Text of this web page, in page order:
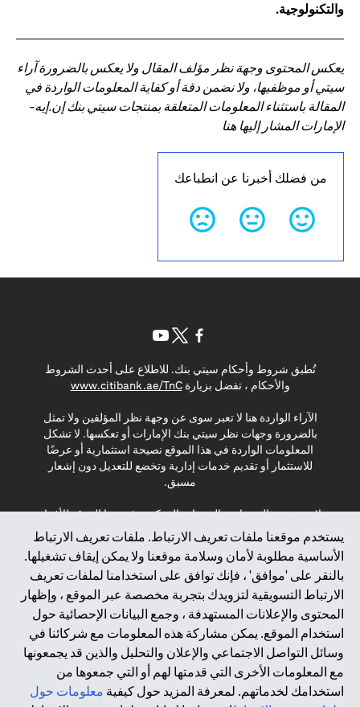
والتكنولوجية.
يعكس المحتوى وجهة نظر مؤلف المقال ولا يعكس بالضرورة آراء
سيتي أو موظفيها، ولا نضمن دقة أو كفاية المعلومات الواردة في
المقالة باستثناء المعلومات المتعلقة بمنتجات سيتي بنك إن.إيه-
الإمارات المشار إليها هنا
من فضلك أخبرنا عن انطباعك
يستخدم موقعنا ملفات تعريف الارتباط. ملفات تعريف الارتباط
الأساسية مطلوبة لأمان وسلامة موقعنا ولا يمكن إيقاف تشغيلها.
بالنقر على 'موافق' ، فإنك توافق على استخدامنا لملفات تعريف
الارتباط التسويقية لتزويدك بتجربة مخصصة عبر الموقع ، وإظهار
المحتوى والإعلانات المستهدفة ، وجمع البيانات الإحصائية حول
استخدام الموقع. يمكن مشاركة هذه المعلومات مع شركائنا في
وسائل التواصل الاجتماعي والإعلان والتحليل والذين قد يجمعونها
مع المعلومات الأخرى التي قدمتها لهم أو التي جمعوها من
استخدامك لخدماتهم. لمعرفة المزيد حول كيفية معلومات حول
تُطبق شروط وأحكام سيتي بنك. للاطلاع على أحدث الشروط
والأحكام ، تفضل بزيارةwww.citibank.ae/TnC
in a new tab
الآراء الواردة هنا لا تعبر سوى عن وجهة نظر المؤلفين ولا تمثل
بالضرورة وجهات نظر سيتي بنك الإمارات أو تعكسها. لا تشكل
المعلومات الواردة في هذا الموقع نصيحة استثمارية أو عرضًا
للاستثمار أو تقديم خدمات إدارية وتخضع للتعديل دون إشعار
مسبق.
لا يتم تقديم المنتجات والخدمات المذكورة في هذا الموقع للأفراد
المقيمين في الاتحاد الأوروبي أو المنطقة الاقتصادية الأوروبية أو
سويسرا أو غيرنسي أو جيرسي أو موناكو أو سان مارينو أو
الفاتيكان أو جزيرة مان أو المملكة المتحدة أو خصوصية البيانات
(لائحة حماية البيانات العامة \ قانون حماية البيانات الشخصية
العامة \ قانون خصوصية نيوزيلندا). المحتوى الموجود في هذه
الصفحة ليس ولا ينبغي تفسيره على أنه عرض أو دعوة أو دعوة
لشراء أو بيع أي من المنتجات والخدمات المذكورة هنا لمثل هؤلاء
الأفراد.
*GDPR – اللائحة العامة لحماية البيانات؛ * LGPD – Lei Geral de
Proteção de Dados Pessoais ; *NZPA – قانون الخصوصية